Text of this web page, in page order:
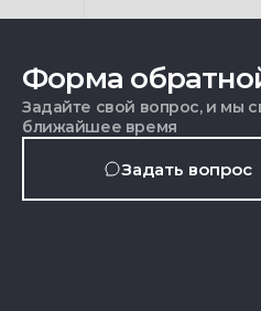
Форма
Задайте свой вопрос, и мы
ближайшее время
Задать вопрос